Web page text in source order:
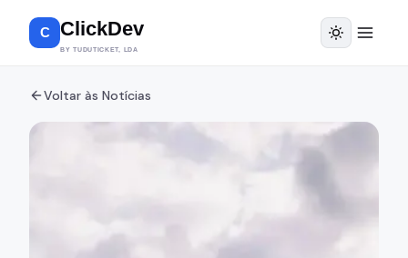
C ClickDev
BY TUDUTICKET, LDA
Voltar às Notícias